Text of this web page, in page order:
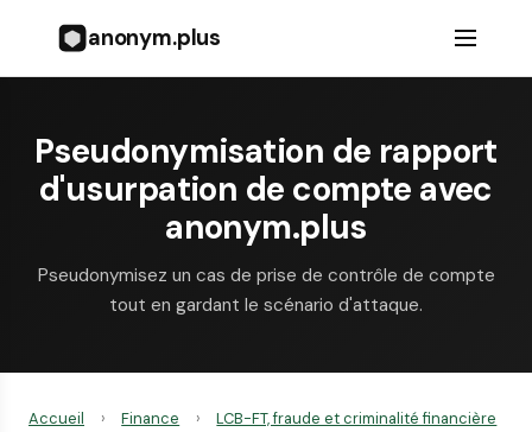
anonym.plus
Pseudonymisation de rapport
d'usurpation de compte avec
anonym.plus
Pseudonymisez un cas de prise de contrôle de compte
tout en gardant le scénario d'attaque.
Accueil › Finance ›
LCB-FT, fraude et criminalité financière